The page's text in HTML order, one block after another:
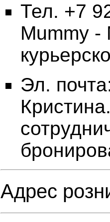
Тел. +7
Mummy
Эл.
Адрес